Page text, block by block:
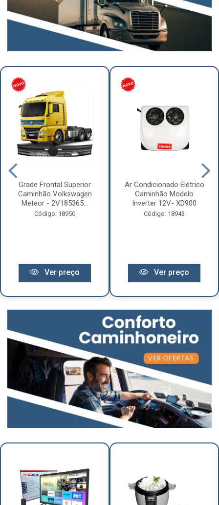
Grade Frontal Superior
Caminhão Volkswagen
Meteor - 2V185365...
Código: 18950
Ver preço
Ar Condicionado Elétrico
Caminhão Modelo
Inverter 12V- XD900
Código: 18943
Ver preço